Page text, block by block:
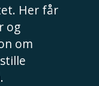
Her får
og
om